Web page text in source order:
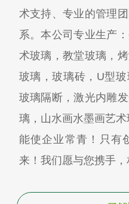
术支持、专业的管理
系。本公司专业生产
术玻璃，教堂玻璃，
玻璃，玻璃砖，U型
玻璃隔断，激光内雕
璃，山水画水墨画艺
能使企业常青！只有
来！我们愿与您携手，